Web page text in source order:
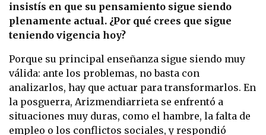
insistís en que su pensamiento sigue siendo
plenamente actual. ¿Por qué crees que sigue
teniendo vigencia hoy?
Porque su principal enseñanza sigue siendo muy
válida: ante los problemas, no basta con
analizarlos, hay que actuar para transformarlos. En
la posguerra, Arizmendiarrieta se enfrentó a
situaciones muy duras, como el hambre, la falta de
empleo o los conflictos sociales, y respondió